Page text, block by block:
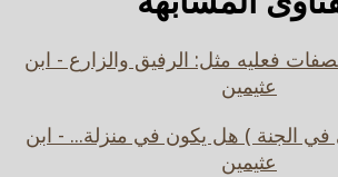
فعليه مثل: الرفيق والزارع - ابن
عثيمين
في الجنة ) هل يكون في منزلة... - ابن
عثيمين